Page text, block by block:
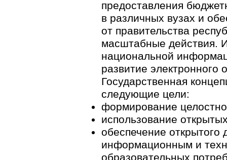
предоставления
в различных вузах и
от правительства
масштабные действия.
национальной
развитие электронного
Государственная
следующие цели:
формирование
использование
обеспечение открытого
информационным и
образовательных